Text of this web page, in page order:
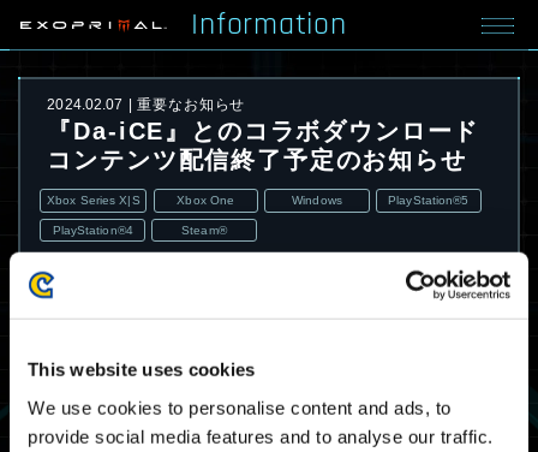
This website uses cookies
We use cookies to personalise content and ads, to
provide social media features and to analyse our traffic.
Information
2024.02.07 重要なお知らせ
『Da-iCE』とのコラボダウンロード
コンテンツ配信終了予定のお知らせ
Xbox Series X|S Xbox One Windows PlayStation®5
PlayStation®4 Steam®